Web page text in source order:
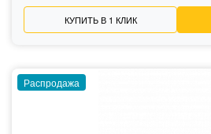
КУПИТЬ В 1 КЛИК
Распродажа